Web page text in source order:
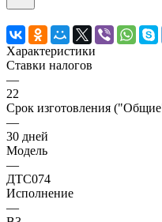
Характеристики
Ставки налогов
—
22
Срок изготовления
—
30 дней
Модель
—
ДТС074
Исполнение
—